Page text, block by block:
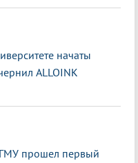
начаты
ALLOINK
прошел первый